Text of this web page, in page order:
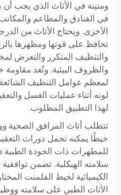
ومتينة في الأثاث الذي يجب
في الفنادق والمطاعم والمكاتب
الأخرى. ويحتاج الأثاث من
تحافظ على قوتها ومظهرها
والتنظيف المتكرر والتعرض
والظروف البيئية. وتُعد
لمعظم عوامل التنظيف
لونه أثناء عمليات الغسل
لهذا التطبيق المطلوب.
تتطلب أثاث المرافق الصحية
خيطًا يمكنه تحمل دورات
للمطهرات ذات الجودة الطبية
سلامته الهيكلية. تضمن
الكيميائية لخيط الفلمنت
الأثاث الطبي على سلامته